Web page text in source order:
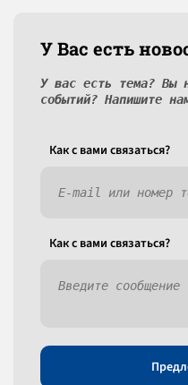
У Вас есть
У вас есть тема? Вы
событий? Напишите
Как c вами связаться?
Как c вами связаться?